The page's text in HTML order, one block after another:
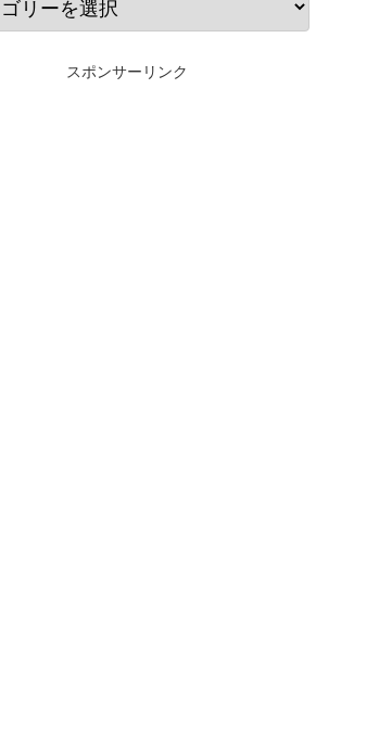
スポンサーリンク